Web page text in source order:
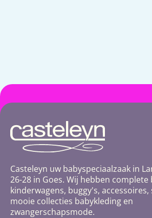
Casteleyn uw babyspeciaalzaak in
26-28 in Goes. Wij hebben complete
kinderwagens, buggy's, accessoires,
mooie collecties babykleding en
zwangerschapsmode.